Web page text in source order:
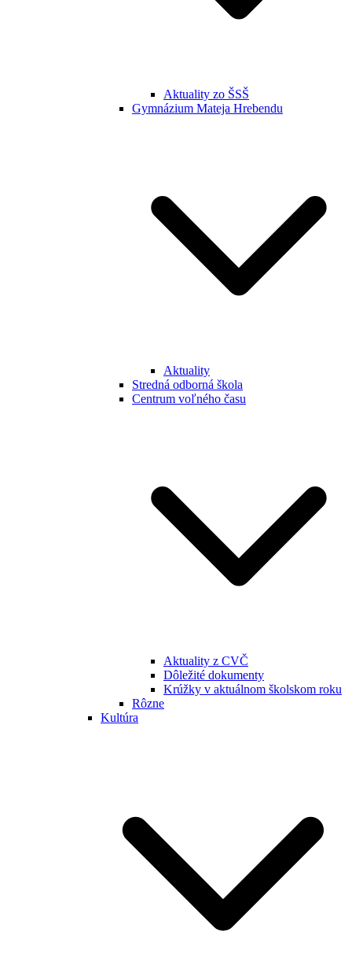
Aktuality zo ŠSŠ
Gymnázium Mateja Hrebendu
Aktuality
Stredná odborná škola
Centrum voľného času
Aktuality z CVČ
Dôležité dokumenty
Krúžky v aktuálnom školskom roku
Rôzne
Kultúra